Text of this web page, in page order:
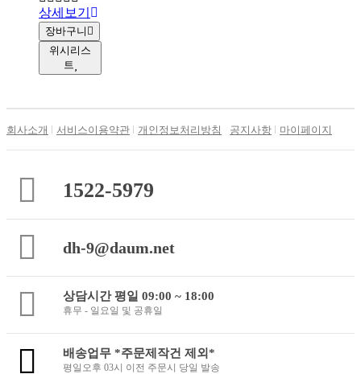
상세보기
장바구니
위시리스
트
회사소개 서비스이용약관 개인정보처리방침 공지사항 마이페이지
1522-5979
dh-9@daum.net
상담시간 평일 09:00 ~ 18:00
휴무 - 일요일 및 공휴일
배송업무 *주문제작건 제외*
평일오후 03시 이전 주문시 당일 발송